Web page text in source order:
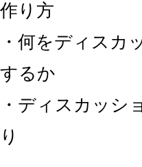
作り方
・何をディスカ
するか
・ディスカッシ
り